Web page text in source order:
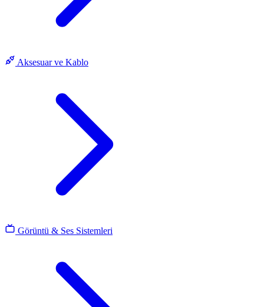
Aksesuar ve Kablo
Görüntü & Ses Sistemleri